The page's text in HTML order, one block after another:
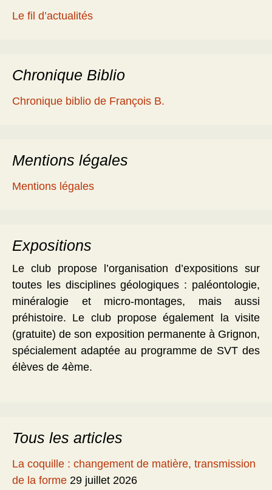
Le fil d’actualités
Chronique Biblio
Chronique biblio de François B.
Mentions légales
Mentions légales
Expositions
Le club propose l’organisation d’expositions sur
toutes les disciplines géologiques : paléontologie,
minéralogie et micro-montages, mais aussi
préhistoire. Le club propose également la visite
(gratuite) de son exposition permanente à Grignon,
spécialement adaptée au programme de SVT des
élèves de 4ème.
Tous les articles
La coquille : changement de matière, transmission
de la forme 29 juillet 2026